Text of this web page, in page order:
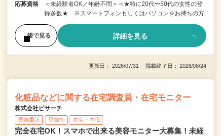
応募資格
＜未経験者OK／年齢不問＞⇒★特に20代〜50代の女性の登
録多数★ ※スマートフォンもしくはパソコンをお持ちの方
後で見る 詳細を見る
更新日： 2026/07/31 掲載終了日： 2026/08/24
化粧品などに関する在宅調査員・在宅モニター
株式会社ビサーチ
業務委託 登録制 在宅・内職
完全在宅OK！スマホで出来る美容モニター大募集！未経